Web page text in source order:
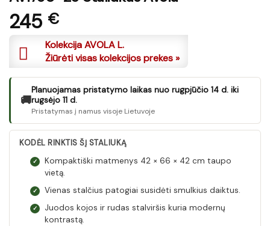
245 €
Kolekcija AVOLA L.
Žiūrėti visas kolekcijos prekes »
🚚
Planuojamas pristatymo laikas nuo rugpjūčio 14 d. iki
rugsėjo 11 d.
Pristatymas į namus visoje Lietuvoje
KODĖL RINKTIS ŠĮ STALIUKĄ
✓
Kompaktiški matmenys 42 × 66 × 42 cm taupo
vietą.
✓ Vienas stalčius patogiai susidėti smulkius daiktus.
✓
Juodos kojos ir rudas stalviršis kuria modernų
kontrastą.